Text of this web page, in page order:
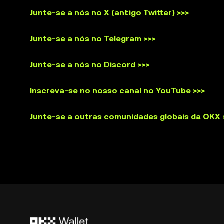
Junte-se a nós no X (antigo Twitter) >>>
Junte-se a nós no Telegram >>>
Junte-se a nós no Discord >>>
Inscreva-se no nosso canal no YouTube >>>
Junte-se a outras comunidades globais da OKX